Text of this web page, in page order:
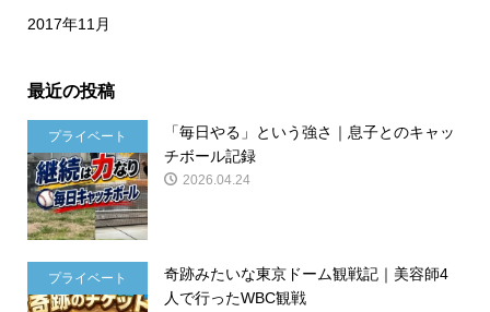
2017年11月
最近の投稿
プライベート
「毎日やる」という強さ｜息子とのキャッ
チボール記録
2026.04.24
プライベート
奇跡みたいな東京ドーム観戦記｜美容師4
人で行ったWBC観戦